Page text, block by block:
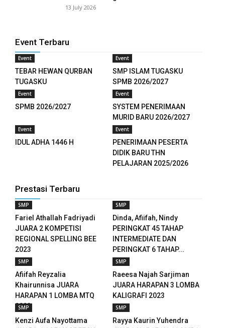
panel
panel
panel
panel
panel
panel
panel
panel
panel
panel
panel
panel
13 July 2026
Event Terbaru
Event
TEBAR HEWAN QURBAN
TUGASKU
Event
SMP ISLAM TUGASKU
SPMB 2026/2027
Event
SPMB 2026/2027
Event
SYSTEM PENERIMAAN
MURID BARU 2026/2027
Event
IDUL ADHA 1446 H
Event
PENERIMAAN PESERTA
DIDIK BARU THN
PELAJARAN 2025/2026
Prestasi Terbaru
SMP
Fariel Athallah Fadriyadi
JUARA 2 KOMPETISI
REGIONAL SPELLING BEE
2023
SMP
Dinda, Afiifah, Nindy
PERINGKAT 45 TAHAP
INTERMEDIATE DAN
PERINGKAT 6 TAHAP...
SMP
Afiifah Reyzalia
Khairunnisa JUARA
HARAPAN 1 LOMBA MTQ
2023
SMP
Raeesa Najah Sarjiman
JUARA HARAPAN 3 LOMBA
KALIGRAFI 2023
SMP
Kenzi Aufa Nayottama
SMP
Rayya Kaurin Yuhendra